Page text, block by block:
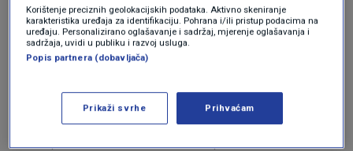
Podsjetimo, uhićen je jučer, osumnjičen za
ubojstvo dvije ženske osobe
Ovo nije prvi put da je muškarac napao policiju.
Korištenje preciznih geolokacijskih podataka. Aktivno skeniranje
karakteristika uređaja za identifikaciju. Pohrana i/ili pristup podacima na
uređaju. Personalizirano oglašavanje i sadržaj, mjerenje oglašavanja i
sadržaja, uvidi u publiku i razvoj usluga.
Popis partnera (dobavljača)
Prikaži svrhe Prihvaćam